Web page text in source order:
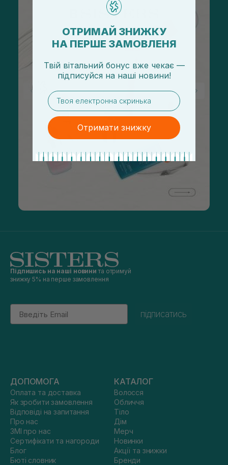
Підпишись на наші новини та отримуй
знижку 5% на перше замовлення
Email
підписатись
ДОПОМОГА
Оплата та доставка
Як зробити замовлення
Відповіді на запитання
Про нас
ЗМІ про нас
Сертифікати та нагороди
Блог
Бюті словник
КАТАЛОГ
Волосся
Обличчя
Тіло
Дім
Мерч
Новинки
Акції та знижки
Бренди
ОТРИМАЙ ЗНИЖКУ
НА ПЕРШЕ ЗАМОВЛЕНЯ
Твій вітальний бонус вже чекає —
підписуйся на наші новини!
email
Отримати знижку